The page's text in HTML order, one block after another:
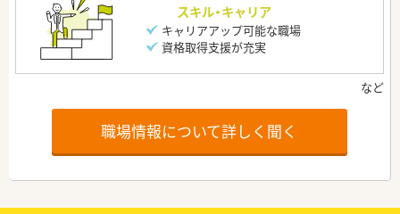
スキル・キャリア
キャリアアップ可能な職場
資格取得支援が充実
職場情報について詳しく聞く